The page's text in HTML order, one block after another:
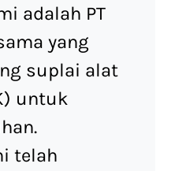
adalah PT
yang
suplai alat
untuk
telah